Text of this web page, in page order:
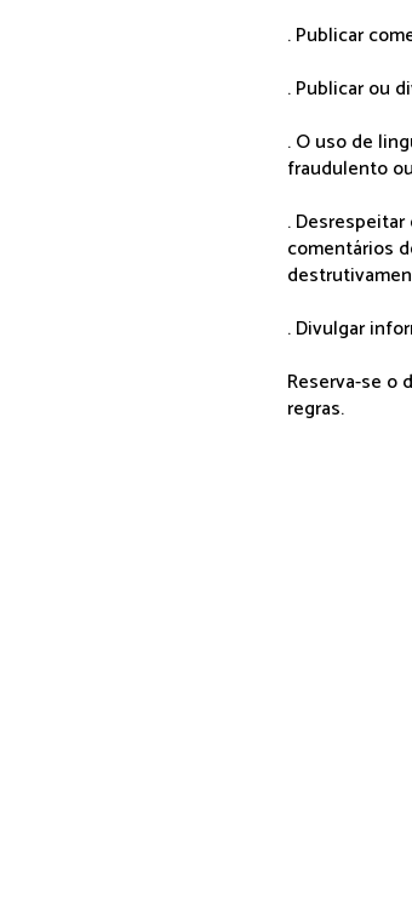
. Publicar
. Publicar ou
. O uso de
fraudulento
.
comentários
. Divulgar
Reserva-se o
regras.